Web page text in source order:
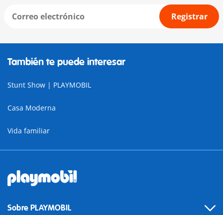
Registrar
También te puede interesar
Stunt Show | PLAYMOBIL
Casa Moderna
Vida familiar
Sobre PLAYMOBIL